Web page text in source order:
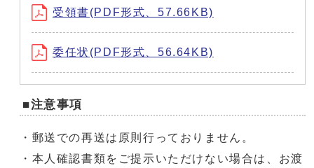
受領書(PDF形式、57.66KB)
委任状(PDF形式、56.64KB)
■注意事項
・郵送での再送は原則行っておりません。
・本人確認書類をご提示いただけない場合は、お渡